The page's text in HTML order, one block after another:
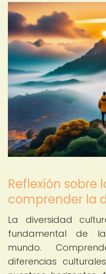
Reflexión sobre
comprender la
La diversidad
fundamental de
mundo.
diferencias